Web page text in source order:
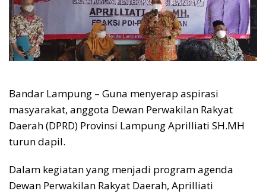
Bandar Lampung – Guna menyerap aspirasi
masyarakat, anggota Dewan Perwakilan Rakyat
Daerah (DPRD) Provinsi Lampung Aprilliati SH.MH
turun dapil.
Dalam kegiatan yang menjadi program agenda
Dewan Perwakilan Rakyat Daerah, Aprilliati